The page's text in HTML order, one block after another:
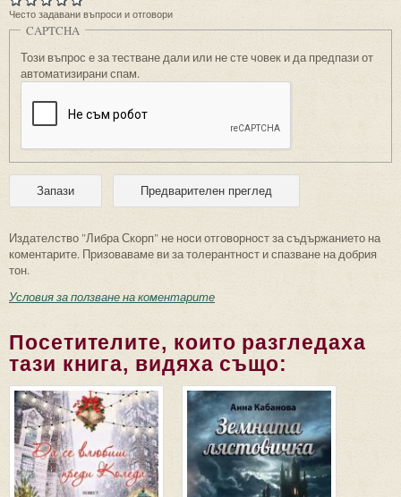
Често задавани въпроси и отговори
CAPTCHA
Този въпрос е за тестване дали или не сте човек и да предпази от
автоматизирани спам.
Издателство "Либра Скорп" не носи отговорност за съдържанието на
коментарите. Призоваваме ви за толерантност и спазване на добрия
тон.
Условия за ползване на коментарите
Посетителите, които разгледаха
тази книга, видяха също: